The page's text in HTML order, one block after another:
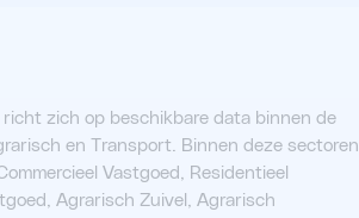
richt zich op beschikbare data binnen de
en Transport. Binnen deze sectoren
Vastgoed, Residentieel
Agrarisch Zuivel, Agrarisch